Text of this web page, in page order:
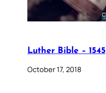
Luther Bible – 1545
October 17, 2018